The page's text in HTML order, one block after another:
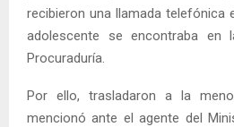
recibieron una llamada telefónica
adolescente se encontraba en
Procuraduría.
Por ello, trasladaron a la
mencionó ante el agente del